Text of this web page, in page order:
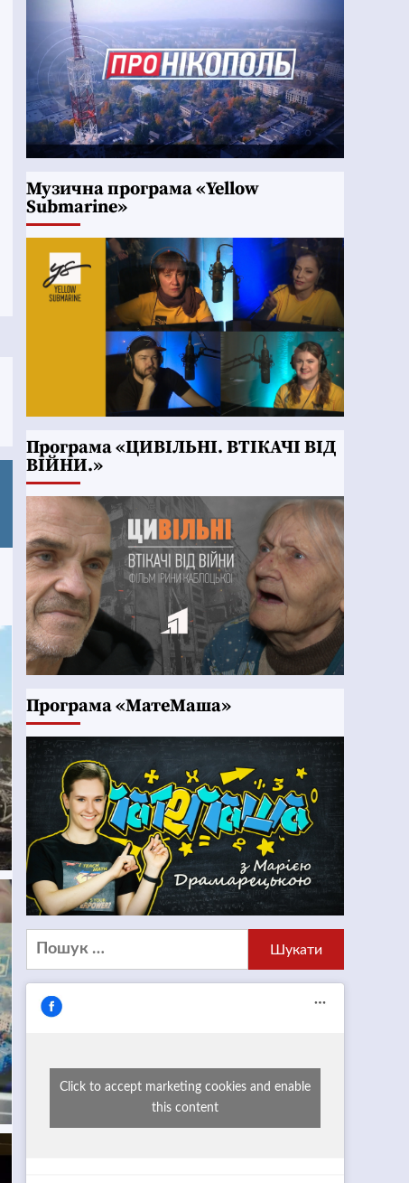
Музична програма «Yellow
Submarine»
Програма «ЦИВІЛЬНІ. ВТІКАЧІ ВІД
ВІЙНИ.»
Програма «МатеМаша»
Пошук:
Click to accept marketing cookies and enable
this content